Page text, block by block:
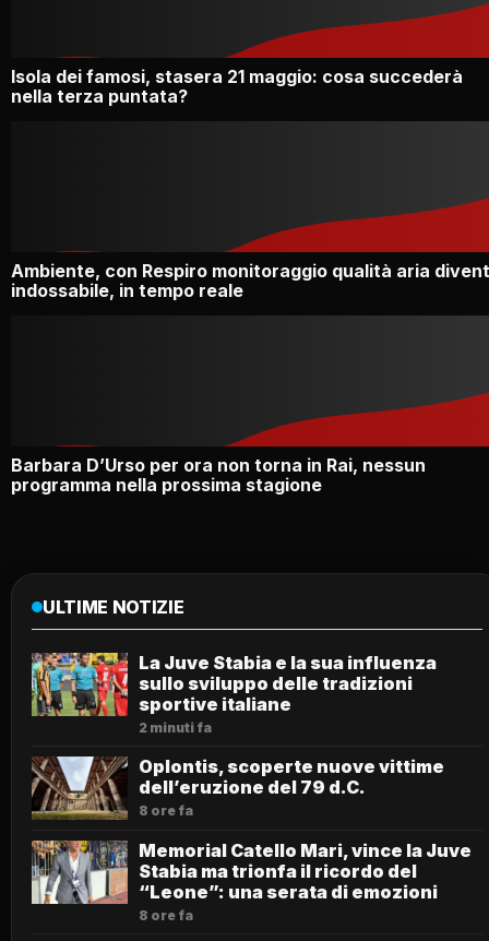
Isola dei famosi, stasera 21 maggio: cosa succederà
nella terza puntata?
Ambiente, con Respiro monitoraggio qualità aria
indossabile, in tempo reale
Barbara D’Urso per ora non torna in Rai, nessun
programma nella prossima stagione
ULTIME NOTIZIE
La Juve Stabia e la sua influenza
sullo sviluppo delle tradizioni
sportive italiane
2 minuti fa
Oplontis, scoperte nuove vittime
dell’eruzione del 79 d.C.
8 ore fa
Memorial Catello Mari, vince la Juve
Stabia ma trionfa il ricordo del
“Leone”: una serata di emozioni
8 ore fa